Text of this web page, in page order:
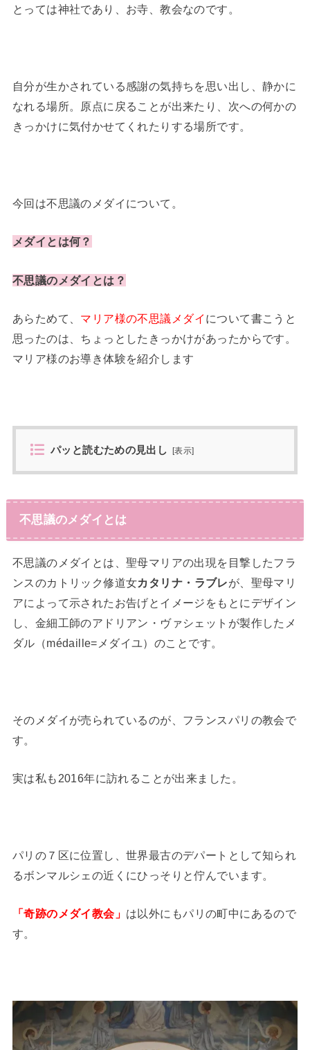
とっては神社であり、お寺、教会なのです。
自分が生かされている感謝の気持ちを思い出し、静かに
なれる場所。原点に戻ることが出来たり、次への何かの
きっかけに気付かせてくれたりする場所です。
今回は不思議のメダイについて。
メダイとは何？
不思議のメダイとは？
あらためて、 マリア様の不思議メダイ について書こうと
思ったのは、ちょっとしたきっかけがあったからです。
マリア様のお導き体験を紹介します
パッと読むための見出し [表示]
不思議のメダイとは
不思議のメダイとは、聖母マリアの出現を目撃したフラ
ンスのカトリック修道女カタリナ・ラブレが、聖母マリ
アによって示されたお告げとイメージをもとにデザイン
し、金細工師のアドリアン・ヴァシェットが製作したメ
ダル（médaille=メダイユ）のことです。
そのメダイが売られているのが、フランスパリの教会で
す。
実は私も2016年に訪れることが出来ました。
パリの７区に位置し、世界最古のデパートとして知られ
るボンマルシェの近くにひっそりと佇んでいます。
「奇跡のメダイ教会」 は以外にもパリの町中にあるので
す。